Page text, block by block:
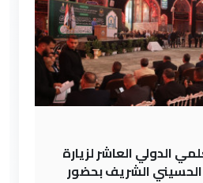
الدولي العاشر لزيارة
الحسيني الشريف بحضور